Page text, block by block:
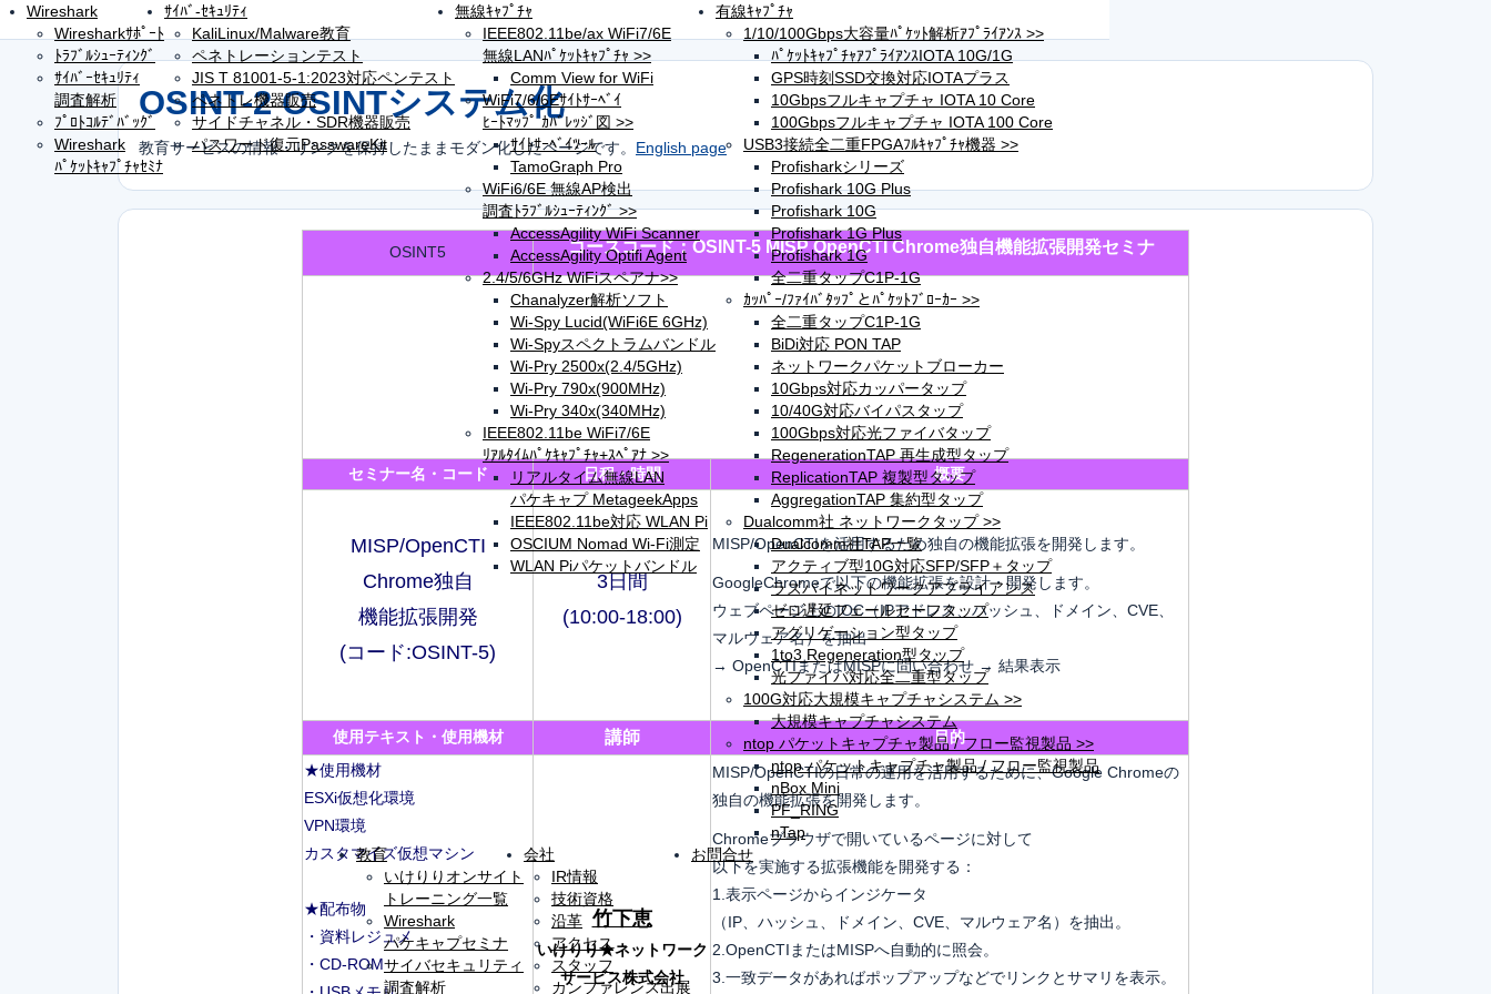
Wireshark
Wiresharkｻﾎﾟｰﾄ
ﾄﾗﾌﾞﾙｼｭｰﾃｨﾝｸﾞ
ｻｲﾊﾞｰｾｷｭﾘﾃｨ
調査解析
ﾌﾟﾛﾄｺﾙﾃﾞﾊﾞｯｸﾞ
Wireshark
ﾊﾟｹｯﾄｷｬﾌﾟﾁｬｾﾐﾅ
ｻｲﾊﾞ-ｾｷｭﾘﾃｨ
KaliLinux/Malware教育
ペネトレーションテスト
JIS T 81001-5-1:2023対応ペンテスト
ペネトレ機器販売
サイドチャネル・SDR機器販売
パスワード復元PasswareKit
無線ｷｬﾌﾟﾁｬ
IEEE802.11be/ax WiFi7/6E
無線LANﾊﾟｹｯﾄｷｬﾌﾟﾁｬ >>
Comm View for WiFi
WiFi7/6/6Eｻｲﾄｻｰﾍﾞｲ
ﾋｰﾄﾏｯﾌﾟ ｶﾊﾞﾚｯｼﾞ図 >>
ｻｲﾄｻｰﾍﾞｲﾂｰﾙ
TamoGraph Pro
WiFi6/6E 無線AP検出
調査ﾄﾗﾌﾞﾙｼｭｰﾃｨﾝｸﾞ >>
AccessAgility WiFi Scanner
AccessAgility Optifi Agent
2.4/5/6GHz WiFiスペアナ>>
Chanalyzer解析ソフト
Wi-Spy Lucid(WiFi6E 6GHz)
Wi-Spyスペクトラムバンドル
Wi-Pry 2500x(2.4/5GHz)
Wi-Pry 790x(900MHz)
Wi-Pry 340x(340MHz)
IEEE802.11be WiFi7/6E
ﾘｱﾙﾀｲﾑﾊﾟｹｷｬﾌﾟﾁｬ+ｽﾍﾟｱﾅ >>
リアルタイム無線LAN
パケキャプ MetageekApps
IEEE802.11be対応 WLAN Pi
OSCIUM Nomad Wi-Fi測定
WLAN Piパケットバンドル
有線ｷｬﾌﾟﾁｬ
1/10/100Gbps大容量ﾊﾟｹｯﾄ解析ｱﾌﾟﾗｲｱﾝｽ >>
ﾊﾟｹｯﾄｷｬﾌﾟﾁｬｱﾌﾟﾗｲｱﾝｽIOTA 10G/1G
GPS時刻SSD交換対応IOTAプラス
10Gbpsフルキャプチャ IOTA 10 Core
100Gbpsフルキャプチャ IOTA 100 Core
USB3接続全二重FPGAﾌﾙｷｬﾌﾟﾁｬ機器 >>
Profisharkシリーズ
Profishark 10G Plus
Profishark 10G
Profishark 1G Plus
Profishark 1G
全二重タップC1P-1G
ｶｯﾊﾟｰ/ﾌｧｲﾊﾞﾀｯﾌﾟとﾊﾟｹｯﾄﾌﾞﾛｰｶｰ >>
全二重タップC1P-1G
BiDi対応 PON TAP
ネットワークパケットブローカー
10Gbps対応カッパータップ
10/40G対応バイパスタップ
100Gbps対応光ファイバタップ
RegenerationTAP 再生成型タップ
ReplicationTAP 複製型タップ
AggregationTAP 集約型タップ
Dualcomm社 ネットワークタップ >>
Dualcomm社TAP一覧
アクティブ型10G対応SFP/SFP＋タップ
ラズパイネットワークアプライアンス
ゼロ遅延フェールセーフタップ
アグリゲーション型タップ
1to3 Regeneration型タップ
光ファイバ対応全二重型タップ
100G対応大規模キャプチャシステム >>
大規模キャプチャシステム
ntop パケットキャプチャ製品 / フロー監視製品 >>
ntop パケットキャプチャ製品 / フロー監視製品
nBox Mini
PF_RING
nTap
教育
いけりりオンサイト
トレーニング一覧
Wireshark
パケキャプセミナ
サイバセキュリティ
調査解析
会社
IR情報
技術資格
沿革
アクセス
スタッフ
カンファレンス出展
お問合せ
OSINT-2 OSINTシステム化
教育サービスの情報・リンクを保持したままモダン化したページです。 English page
OSINT5 コースコード：OSINT-5 MISP OpenCTI Chrome独自機能拡張開発セミナ
セミナー名・コード 日程・時間 概要
MISP/OpenCTI
Chrome独自
機能拡張開発
(コード:OSINT-5)
3日間
(10:00-18:00)
MISP/OpenCTIを活用するため独自の機能拡張を開発します。
GoogleChromeで以下の機能拡張を設計・開発します。
ウェブページ上のIOC（IPアドレス、ハッシュ、ドメイン、CVE、
マルウェア名）を抽出
→ OpenCTIまたはMISPに問い合わせ → 結果表⽰
使用テキスト・使用機材 講師
目的
★使用機材
ESXi仮想化環境
VPN環境
カスタマイズ仮想マシン
★配布物
・資料レジュメ
・CD-ROM
竹下恵
いけりり★ネットワーク
サービス株式会社
MISP/OpenCTIの日常の運用を活用するために、Google Chromeの
独自の機能拡張を開発します。
Chromeブラウザで開いているページに対して
以下を実施する拡張機能を開発する：
1.表⽰ページからインジケータ
（IP、ハッシュ、ドメイン、CVE、マルウェア名）を抽出。
2.OpenCTIまたはMISPへ⾃動的に照会。
3.⼀致データがあればポップアップなどでリンクとサマリを表⽰。